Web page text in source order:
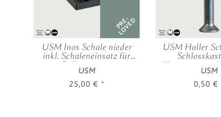
PRE-
LOVED
USM Inos Schale nieder
inkl. Schaleneinsatz für
Rollcontainer
USM
25,00 € *
USM Haller
Klapptüren und
USM
0,50 €